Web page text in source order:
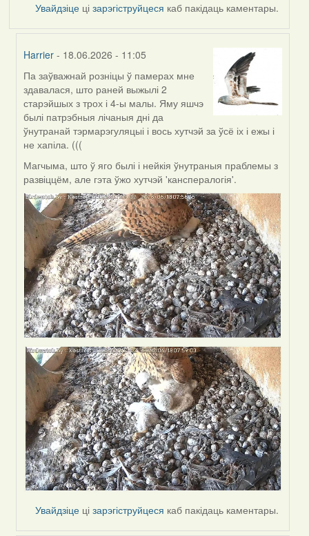
Увайдзіце цізарэгіструйцеся каб пакідаць каментары.
Harrier - 18.06.2026 - 11:05
In
reply
to
by
SaMANdaS
Па заўважнай розніцы ў памерах мне
здавалася, што раней выжылі 2
старэйшых з трох і 4-ы малы. Яму яшчэ
былі патрэбныя лічаныя дні да
ўнутранай тэрмарэгуляцыі і вось хутчэй за ўсё іх і ежы і
не хапіла. (((
Магчыма, што ў яго былі і нейкія ўнутраныя праблемы з
развіццём, але гэта ўжо хутчэй 'канспералогія'.
Увайдзіце цізарэгіструйцеся каб пакідаць каментары.